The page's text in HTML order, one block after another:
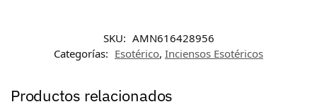
SKU: AMN616428956
Categorías: Esotérico, Inciensos Esotéricos
Productos relacionados